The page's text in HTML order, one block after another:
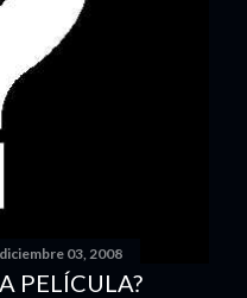
diciembre 03, 2008
PELÍCULA?